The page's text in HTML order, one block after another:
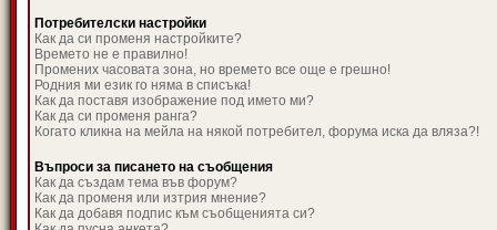
Потребителски настройки
Как да си променя настройките?
Времето не е правилно!
Промених часовата зона, но времето все още е грешно!
Родния ми език го няма в списъка!
Как да поставя изображение под името ми?
Как да си променя ранга?
Когато кликна на мейла на някой потребител, форума иска да вляза?!
Въпроси за писането на съобщения
Как да създам тема във форум?
Как да променя или изтрия мнение?
Как да добавя подпис към съобщенията си?